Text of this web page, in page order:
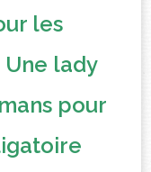
les
lady
pour